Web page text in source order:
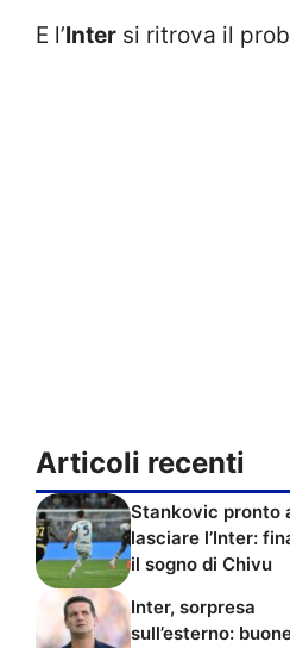
E l’Inter si ritrova il
Articoli recenti
Stankovic pronto
lasciare l’Inter:
il sogno di Chivu
Inter, sorpresa
sull’esterno: